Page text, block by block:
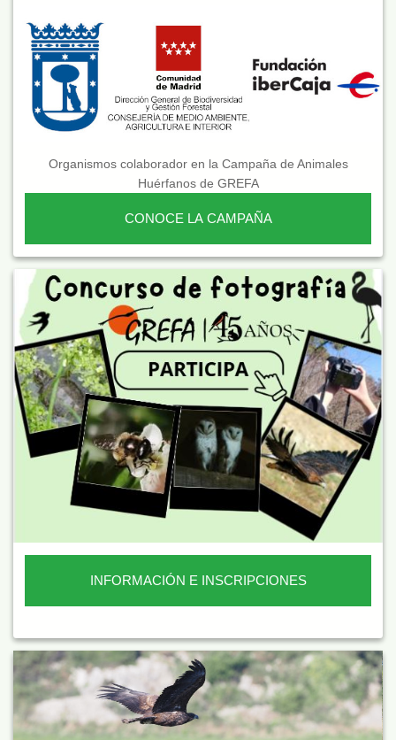
Organismos colaborador en la Campaña de Animales
Huérfanos de GREFA
CONOCE LA CAMPAÑA
INFORMACIÓN E INSCRIPCIONES